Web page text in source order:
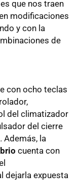
que nos traen
modificaciones
y con la
de
con ocho teclas
del climatizador
del cierre
Además, la
cuenta con
dejarla expuesta